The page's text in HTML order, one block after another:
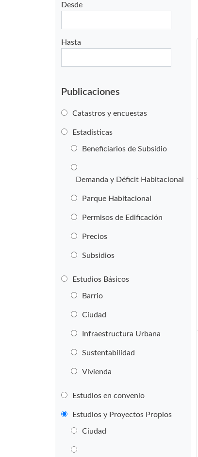
Desde
Hasta
Publicaciones
Catastros y encuestas
Estadísticas
Beneficiarios de Subsidio
Demanda y Déficit Habitacional
Parque Habitacional
Permisos de Edificación
Precios
Subsidios
Estudios Básicos
Barrio
Ciudad
Infraestructura Urbana
Sustentabilidad
Vivienda
Estudios en convenio
Estudios y Proyectos Propios
Ciudad